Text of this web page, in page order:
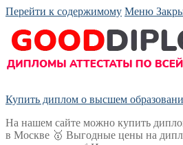
Перейти к содержимому Меню
Купить диплом о высшем
На нашем сайте можно купить
в Москве 🥇 Выгодные цены на